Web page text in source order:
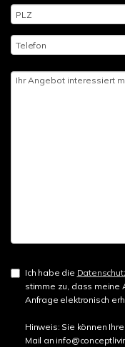
Ich habe die
stimme zu, dass meine
Anfrage elektronisch
Hinweis: Sie können
Mail an